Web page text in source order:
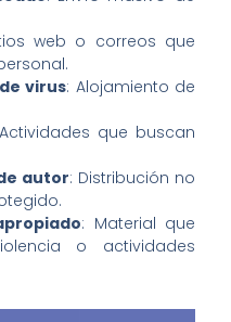
web o correos que
virus: Alojamiento de
que buscan
autor: Distribución no
: Material que
o actividades